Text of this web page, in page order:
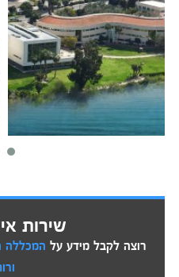
שירות
רוצה לקבל מידע על המכללה